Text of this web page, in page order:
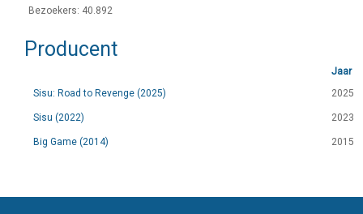
Bezoekers: 40.892
Producent
Jaar
Sisu: Road to Revenge (2025)
2025
Sisu (2022) 2023
Big Game (2014) 2015